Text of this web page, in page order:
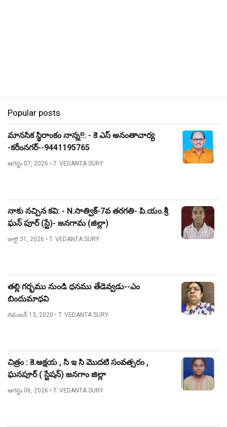
Popular posts
మానసిక స్థిరాంకం నాన్న!!: - కె ఎస్ అనంతాచార్య
-కరీంనగర్--9441195765
ఆగస్టు 07, 2026 • T. VEDANTA SURY
నాకు నచ్చిన కవి: - N.సాత్విక్-7వ తరగతి- పి.యం.శ్రీ
ఘన్ పూర్ (స్టే)- జనగామ (జిల్లా)
జులై 31, 2026 • T. VEDANTA SURY
తల్లి గర్భము నుండి ధనము తేడెవ్వడు--ఎం
బిందుమాధవి
నవంబర్ 13, 2020 • T. VEDANTA SURY
చిత్రం : కె.అక్షయ , సి ఇ సి మొదటి సంవత్సరం ,
ఘనపూర్ ( స్టేషన్) జనగాం జిల్లా
ఆగస్టు 06, 2026 • T. VEDANTA SURY